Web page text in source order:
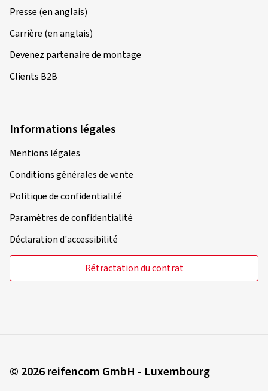
Presse (en anglais)
Carrière (en anglais)
Devenez partenaire de montage
Clients B2B
Informations légales
Mentions légales
Conditions générales de vente
Politique de confidentialité
Paramètres de confidentialité
Déclaration d'accessibilité
Rétractation du contrat
© 2026 reifencom GmbH - Luxembourg